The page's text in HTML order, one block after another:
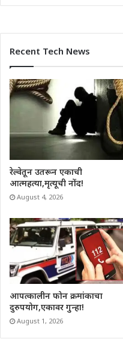
Recent Tech News
रेल्वेतून उतरून एकाची
आत्महत्या,मृत्यूची नोंद!
August 4, 2026
आपत्कालीन फोन क्रमांकाचा
दुरुपयोग,एकावर गुन्हा!
August 1, 2026